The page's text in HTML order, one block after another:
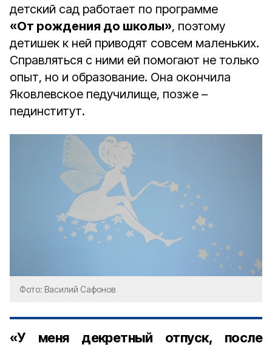
детский сад работает по программе
«От рождения до школы», поэтому
детишек к ней приводят совсем маленьких.
Справляться с ними ей помогают не только
опыт, но и образование. Она окончила
Яковлевское педучилище, позже –
пединститут.
Фото: Василий Сафонов
«У меня декретный отпуск, после